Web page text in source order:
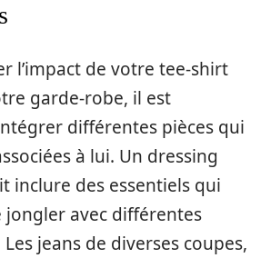
l’impact de votre tee-shirt
garde-robe, il est
différentes pièces qui
à lui. Un dressing
inclure des essentiels qui
avec différentes
jeans de diverses coupes,